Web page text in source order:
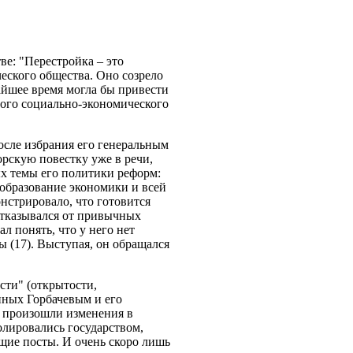
"Перестройка – это
общества. Оно созрело
время могла бы привести
социально-экономического
избрания его генеральным
повестку уже в речи,
темы его политики реформ:
экономики и всей
что готовится
от привычных
понять, что у него нет
(17). Выступая, он обращался
(открытости,
Горбачевым и его
изменения в
государством,
посты. И очень скоро лишь